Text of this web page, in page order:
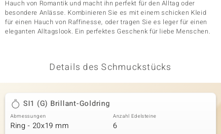
Hauch von Romantik und macht ihn perfekt für den Alltag oder
besondere Anlässe. Kombinieren Sie es mit einem schicken Kleid
für einen Hauch von Raffinesse, oder tragen Sie es leger für einen
eleganten Alltagslook. Ein perfektes Geschenk für liebe Menschen.
Details des Schmuckstücks
SI1 (G) Brillant-Goldring
Abmessungen
Ring - 20x19 mm
Anzahl Edelsteine
6